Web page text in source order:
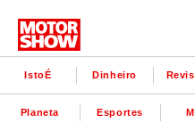
IstoÉ Dinheiro
Planeta Esportes